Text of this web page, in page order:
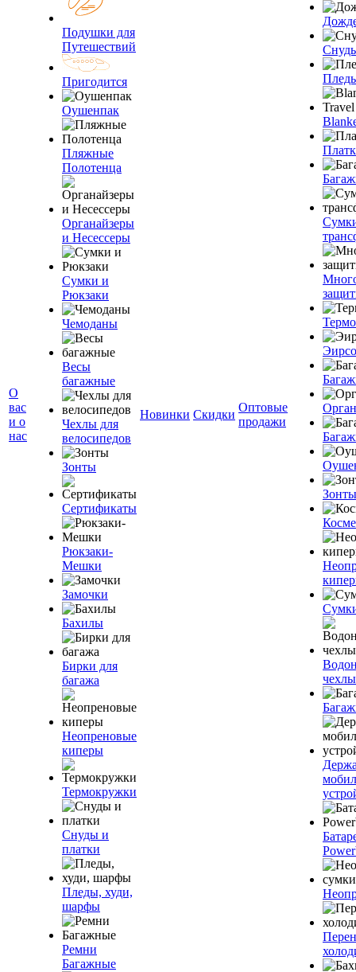
О
вас
и о
нас
Подушки для
Путешествий
Пригодится
Оушенпак
Пляжные
Полотенца
Органайзеры
и Несессеры
Сумки и
Рюкзаки
Чемоданы
Весы
багажные
Чехлы для
велосипедов
Зонты
Сертификаты
Рюкзаки-
Мешки
Замочки
Бахилы
Бирки для
багажа
Неопреновые
киперы
Термокружки
Снуды и
платки
Пледы, худи,
шарфы
Ремни
Багажные
Новинки Скидки
Оптовые
продажи
Зонты